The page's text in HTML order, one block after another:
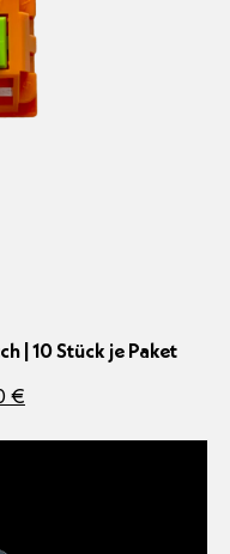
| 10 Stück je Paket
€Aktueller